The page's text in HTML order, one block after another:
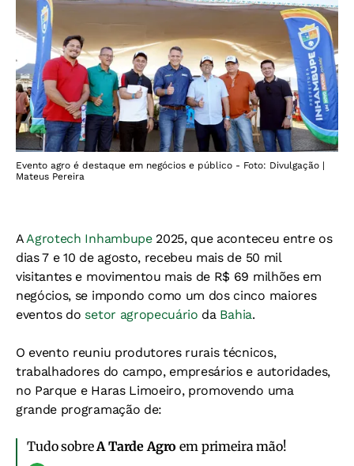
Evento agro é destaque em negócios e público - Foto: Divulgação |
Mateus Pereira
AAgrotech Inhambupe2025, que aconteceu entre os
dias 7 e 10 de agosto, recebeu mais de 50 mil
visitantes e movimentou mais de R$ 69 milhões em
negócios, se impondo como um dos cinco maiores
eventos do setor agropecuário da Bahia.
O evento reuniu produtores rurais técnicos,
trabalhadores do campo, empresários e autoridades,
no Parque e Haras Limoeiro, promovendo uma
grande programação de:
Tudo sobreA Tarde Agro em primeira mão!